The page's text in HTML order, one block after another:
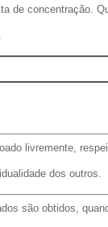
de concentração.
livremente,
dos outros.
são obtidos,